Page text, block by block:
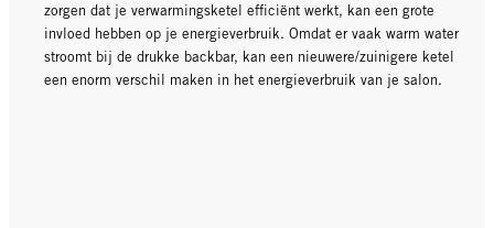
zorgen dat je verwarmingsketel efficiënt werkt, kan een grote
invloed hebben op je energieverbruik. Omdat er vaak warm water
stroomt bij de drukke backbar, kan een nieuwere/zuinigere ketel
een enorm verschil maken in het energieverbruik van je salon.